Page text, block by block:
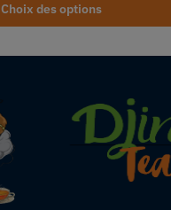
Choix des options